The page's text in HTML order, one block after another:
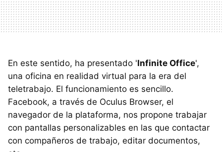
En este sentido, ha presentado 'Infinite Office',
una oficina en realidad virtual para la era del
teletrabajo. El funcionamiento es sencillo.
Facebook, a través de Oculus Browser, el
navegador de la plataforma, nos propone trabajar
con pantallas personalizables en las que contactar
con compañeros de trabajo, editar documentos,